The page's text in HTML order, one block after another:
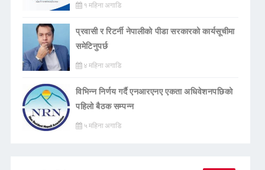
१ महिना अगाडि
प्रवासी र रिटर्नी नेपालीको पीडा सरकारको कार्यसूचीमा
समेटिनुपर्छ
४ महिना अगाडि
विभिन्न निर्णय गर्दै एनआरएनए एकता अधिवेशनपछिको
पहिलो बैठक सम्पन्न
५ महिना अगाडि